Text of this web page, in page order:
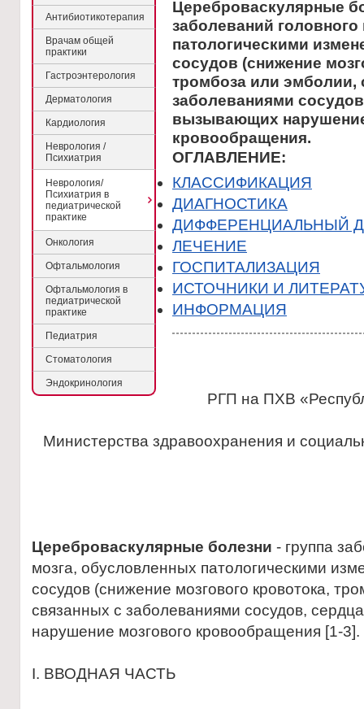
Антибиотикотерапия
Врачам общей
практики
Гастроэнтерология
Дерматология
Кардиология
Неврология /
Психиатрия
Неврология/
Психиатрия в
педиатрической
практике
Онкология
Офтальмология
Офтальмология в
педиатрической
практике
Педиатрия
Стоматология
Эндокринология
Цереброваскулярные
заболеваний
патологическими
сосудов (снижение
тромбоза или эмболии,
заболеваниями
вызывающих
кровообращения.
ОГЛАВЛЕНИЕ:
КЛАССИФИКАЦИЯ
ДИАГНОСТИКА
ДИФФЕРЕНЦИАЛЬНЫЙ
ЛЕЧЕНИЕ
ГОСПИТАЛИЗАЦИЯ
ИСТОЧНИКИ И
ИНФОРМАЦИЯ
РГП на ПХВ
Министерства здравоохранения и
Цереброваскулярные болезни - группа
мозга, обусловленных патологическими
сосудов (снижение мозгового кровотока,
связанных с заболеваниями сосудов,
нарушение мозгового кровообращения [1-3].
I. ВВОДНАЯ ЧАСТЬ